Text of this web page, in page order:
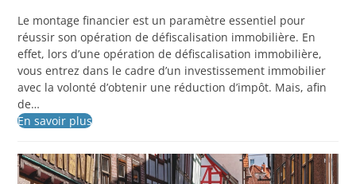
Le montage financier est un paramètre essentiel pour
réussir son opération de défiscalisation immobilière. En
effet, lors d’une opération de défiscalisation immobilière,
vous entrez dans le cadre d’un investissement immobilier
avec la volonté d’obtenir une réduction d’impôt. Mais, afin
de…
En savoir plus